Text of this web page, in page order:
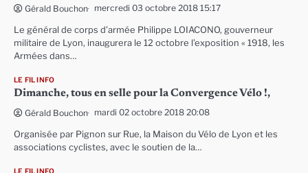
Gérald Bouchon mercredi 03 octobre 2018 15:17
Le général de corps d’armée Philippe LOIACONO, gouverneur
militaire de Lyon, inaugurera le 12 octobre l’exposition « 1918, les
Armées dans…
LE FIL INFO
‪Dimanche, tous en selle pour la Convergence Vélo !‬,
Gérald Bouchon mardi 02 octobre 2018 20:08
Organisée par Pignon sur Rue, la Maison du Vélo de Lyon et les
associations cyclistes, avec le soutien de la…